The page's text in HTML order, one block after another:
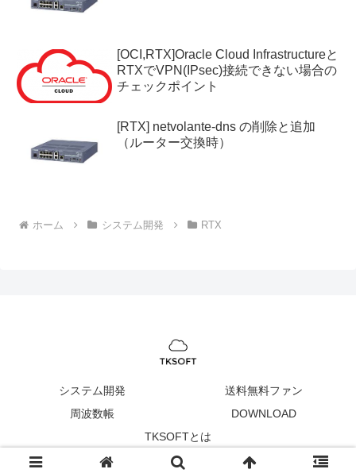
[OCI,RTX]Oracle Cloud Infrastructureと
RTXでVPN(IPsec)接続できない場合の
チェックポイント
[RTX] netvolante-dns の削除と追加
（ルーター交換時）
ホーム システム開発 RTX
システム開発
送料無料ファン
周波数帳
DOWNLOAD
TKSOFTとは
Copyright © 2005-2026 TKSOFT All Rights Reserved.